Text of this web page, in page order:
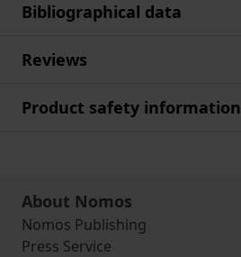
Bibliographical data
Reviews
Product safety information
About Nomos
Nomos Publishing
Press Service